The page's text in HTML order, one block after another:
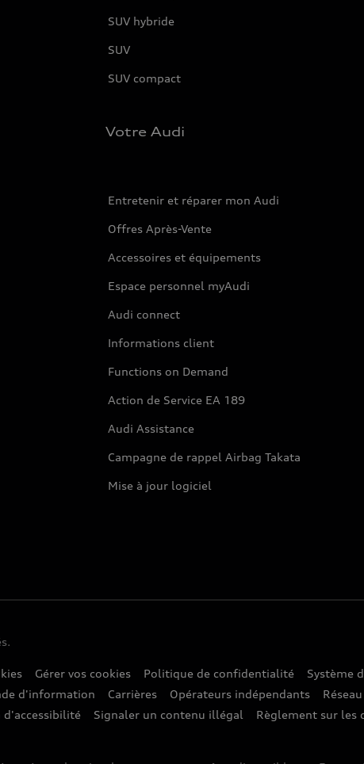
SUV hybride
SUV
SUV compact
Votre Audi
Entretenir et réparer mon Audi
Offres Après-Vente
Accessoires et équipements
Espace personnel myAudi
Audi connect
Informations client
Functions on Demand
Action de Service EA 189
Audi Assistance
Campagne de rappel Airbag Takata
Mise à jour logiciel
Gérer vos cookies Politique de confidentialité Système
d'information Carrières Opérateurs indépendants
d'accessibilité Signaler un contenu illégal Règlement sur les